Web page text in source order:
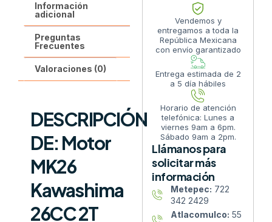
Información
adicional
Preguntas
Frecuentes
Valoraciones (0)
DESCRIPCIÓN
DE: Motor
MK26
Kawashima
26CC 2T
Vendemos y
entregamos a toda la
República Mexicana
con envío garantizado
Entrega estimada de 2
a 5 día hábiles
Horario de atención
telefónica: Lunes a
viernes 9am a 6pm.
Sábado 9am a 2pm.
Llámanos para
solicitar más
información
Metepec: 722
342 2429
Atlacomulco: 55